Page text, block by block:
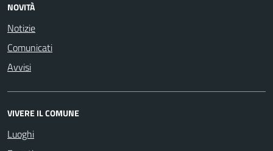
NOVITÀ
Notizie
Comunicati
Avvisi
VIVERE IL COMUNE
Luoghi